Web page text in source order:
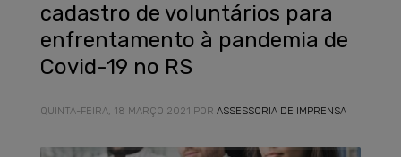
cadastro de voluntários para
enfrentamento à pandemia de
Covid-19 no RS
QUINTA-FEIRA, 18 MARÇO 2021 POR ASSESSORIA DE IMPRENSA